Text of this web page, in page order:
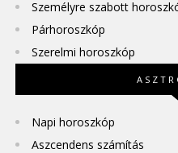
Személyre szabott
Párhoroszkóp
Szerelmi horoszkóp
Napi horoszkóp
Aszcendens számítás